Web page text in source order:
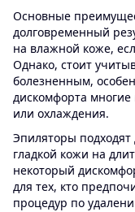
Основные
долговременный
на влажной коже,
Однако, стоит
болезненным,
дискомфорта
или охлаждения.
Эпиляторы подходят
гладкой кожи на
некоторый
для тех, кто
процедур по